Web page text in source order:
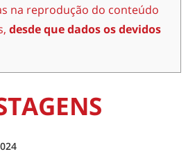
na reprodução do conteúdo
desde que dados os devidos